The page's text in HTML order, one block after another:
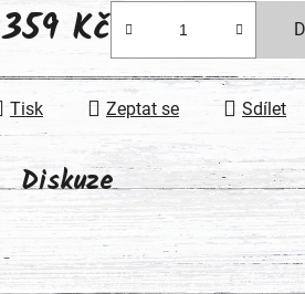
359 Kč
Měrná cena:
Tisk Zeptat se Sdílet
Diskuze